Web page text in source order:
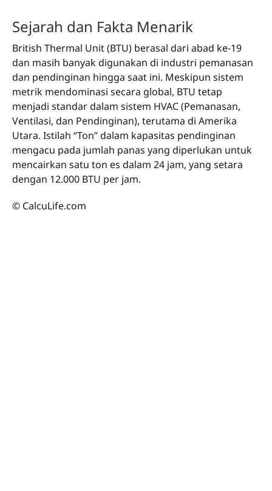
Sejarah dan Fakta Menarik
British Thermal Unit (BTU) berasal dari abad ke-19
dan masih banyak digunakan di industri pemanasan
dan pendinginan hingga saat ini. Meskipun sistem
metrik mendominasi secara global, BTU tetap
menjadi standar dalam sistem HVAC (Pemanasan,
Ventilasi, dan Pendinginan), terutama di Amerika
Utara. Istilah “Ton” dalam kapasitas pendinginan
mengacu pada jumlah panas yang diperlukan untuk
mencairkan satu ton es dalam 24 jam, yang setara
dengan 12.000 BTU per jam.
© CalcuLife.com